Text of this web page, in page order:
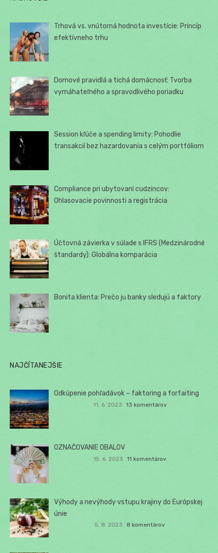
Trhová vs. vnútorná hodnota investície: Princíp
efektívneho trhu
Domové pravidlá a tichá domácnosť: Tvorba
vymáhateľného a spravodlivého poriadku
Session kľúče a spending limity: Pohodlie
transakcií bez hazardovania s celým portfóliom
Compliance pri ubytovaní cudzincov:
Ohlasovacie povinnosti a registrácia
Účtovná závierka v súlade s IFRS (Medzinárodné
štandardy): Globálna komparácia
Bonita klienta: Prečo ju banky sledujú a faktory
NAJČÍTANEJŠIE
Odkúpenie pohľadávok – faktoring a forfaiting
11. 6. 2023 13 komentárov
OZNAČOVANIE OBALOV
15. 6. 2023 11 komentárov
Výhody a nevýhody vstupu krajiny do Európskej
únie
5. 8. 2023 8 komentárov